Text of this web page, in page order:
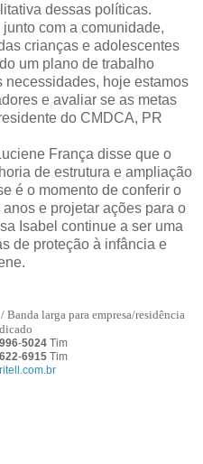
dessas políticas.
com a comunidade,
crianças e adolescentes
um plano de trabalho
hoje estamos
e avaliar se as metas
do CMDCA, PR
França disse que o
de estrutura e ampliação
é o momento de conferir o
e projetar ações para o
Isabel continue a ser uma
de proteção à infância e
Banda larga para empresa/residência
-5024 Tim
-6915 Tim